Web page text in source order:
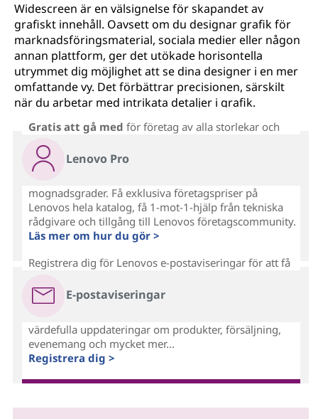
Widescreen är en välsignelse för skapandet av
grafiskt innehåll. Oavsett om du designar grafik för
marknadsföringsmaterial, sociala medier eller någon
annan plattform, ger det utökade horisontella
utrymmet dig möjlighet att se dina designer i en mer
omfattande vy. Det förbättrar precisionen, särskilt
när du arbetar med intrikata detaljer i grafik.
Lenovo Pro
Gratis att gå med för företag av alla storlekar och
mognadsgrader. Få exklusiva företagspriser på
Lenovos hela katalog, få 1-mot-1-hjälp från tekniska
rådgivare och tillgång till Lenovos företagscommunity.
Läs mer om hur du gör >
E-postaviseringar
Registrera dig för Lenovos e-postaviseringar för att få
värdefulla uppdateringar om produkter, försäljning,
evenemang och mycket mer...
Registrera dig >